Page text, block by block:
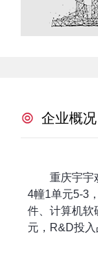
企业概况
重庆宇宇
4幢1单元5-3
件、计算机软
元，R&D投入